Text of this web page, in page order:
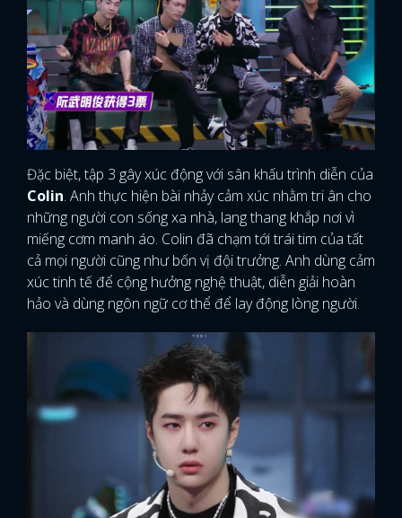
Đặc biệt, tập 3 gây xúc động với sân khấu trình diễn của
Colin. Anh thực hiện bài nhảy cảm xúc nhằm tri ân cho
những người con sống xa nhà, lang thang khắp nơi vì
miếng cơm manh áo. Colin đã chạm tới trái tim của tất
cả mọi người cũng như bốn vị đội trưởng. Anh dùng cảm
xúc tinh tế để cộng hưởng nghệ thuật, diễn giải hoàn
hảo và dùng ngôn ngữ cơ thể để lay động lòng người.